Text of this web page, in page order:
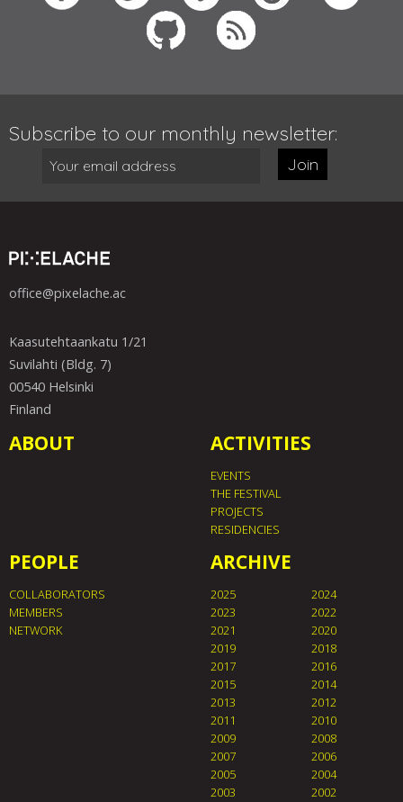
Subscribe to our monthly newsletter:
Join
office@pixelache.ac
Kaasutehtaankatu 1/21
Suvilahti (Bldg. 7)
00540 Helsinki
Finland
ABOUT ACTIVITIES
EVENTS
THE FESTIVAL
PROJECTS
RESIDENCIES
PEOPLE
COLLABORATORS
MEMBERS
NETWORK
ARCHIVE
2025
2024
2023
2022
2021
2020
2019
2018
2017
2016
2015
2014
2013
2012
2011
2010
2009
2008
2007
2006
2005
2004
2003
2002